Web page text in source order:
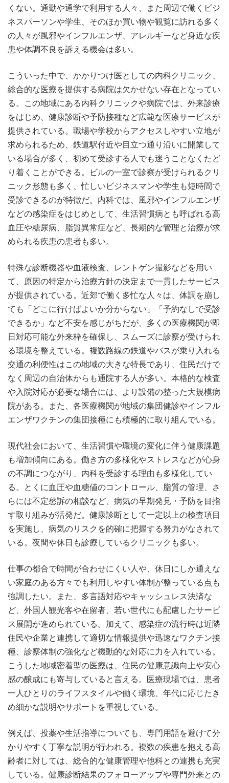
くない。通勤や通学で利用する人々、また周辺で働くビジ
ネスパーソンや学生、そのほか買い物や観覧に訪れる多く
の人々が風邪やインフルエンザ、アレルギーなど身近な疾
患や体調不良を訴える機会は多い。
こういった中で、かかりつけ医としての内科クリニック、
総合的な医療を提供する病院は欠かせない存在となってい
る。この地域にある内科クリニックや病院では、外来診療
をはじめ、健康診断や予防接種など広範な医療サービスが
提供されている。職場や学校からアクセスしやすい立地が
求められるため、鉄道駅付近や目立つ通り沿いに開業して
いる場合が多く、初めて受診する人でも迷うことなくたど
り着くことができる。ビルの一室で診察が受けられるクリ
ニック形態も多く、忙しいビジネスマンや学生も短時間で
受診できるのが特徴だ。内科では、風邪やインフルエンザ
などの感染症をはじめとして、生活習慣病とも呼ばれる高
血圧や糖尿病、脂質異常症など、長期的な管理と治療が求
められる疾患の患者も多い。
特殊な診断機器や血液検査、レントゲン撮影などを用い
て、原因の特定から治療方針の決定まで一貫したサービス
が提供されている。近郊で働く多忙な人々は、体調を崩し
ても「どこに行けばよいか分からない」「予約なしで受診
できるか」など不安を感じがちだが、多くの医療機関が即
日対応可能な外来枠を確保し、スムーズに診察が受けられ
る環境を整えている。複数路線の鉄道やバスが乗り入れる
交通の利便性はこの地域の大きな特長であり、住民だけで
なく周辺の自治体からも通院する人が多い。本格的な検査
や入院対応が必要な場合には、より設備の整った大規模病
院がある。また、各医療機関が地域の集団健診やインフル
エンザワクチンの集団接種にも積極的に取り組んでいる。
現代社会において、生活習慣や環境の変化に伴う健康課題
も増加傾向にある。働き方の多様化やストレスなどが心身
の不調につながり、内科を受診する理由も多様化してい
る。とくに血圧や血糖値のコントロール、脂質の管理、さ
らには不定愁訴の相談など、病気の早期発見・予防を目指
す取り組みが活発だ。健康診断として一定以上の検査項目
を実施し、病気のリスクを的確に把握する努力がなされて
いる。夜間や休日も診療しているクリニックも多い。
仕事の都合で時間が合わせにくい人や、休日にしか通えな
い家庭のある方々でも利用しやすい体制が整っている点も
強調したい。また、多言語対応やキャッシュレス決済な
ど、外国人観光客や在留者、若い世代にも配慮したサービ
ス展開が進められている。加えて、感染症の流行時は近隣
住民や企業と連携して適切な情報提供や迅速なワクチン接
種、診察体制の強化など機動的な対応に力を入れている。
こうした地域密着型の医療は、住民の健康意識向上や安心
感の醸成にも寄与していると言える。医療現場では、患者
一人ひとりのライフスタイルや働く環境、年代に応じたき
め細かな説明やサポートを重視している。
例えば、投薬や生活指導についても、専門用語を避けて分
かりやすく丁寧な説明が行われる。複数の疾患を抱える高
齢者に対しては、総合的な健康管理や他科との連携も充実
している。健康診断結果のフォローアップや専門外来との